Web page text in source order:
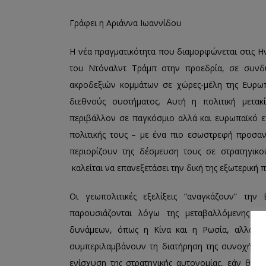
Γράφει η Αριάννα Ιωαννίδου
Η νέα πραγματικότητα που διαμορφώνεται στις
του Ντόναλντ Τράμπ στην προεδρία, σε
ακροδεξιών κομμάτων σε χώρες-μέλη της
διεθνούς συστήματος. Αυτή η πολιτική
περιβάλλον σε παγκόσμιο αλλά και ευρωπαϊκό
πολιτικής τους – με ένα πιο εσωστρεφή
περιορίζουν της δέσμευση τους σε
καλείται να επανεξετάσει την δική της
Οι γεωπολιτικές εξελίξεις “αναγκάζουν”
παρουσιάζονται λόγω της μεταβαλλόμενης
δυνάμεων, όπως η Κίνα και η Ρωσία, αλλά
συμπεριλαμβάνουν τη διατήρηση της συνοχής
ενίσχυση της στρατηγικής αυτονομίας, εάν